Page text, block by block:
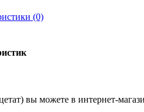
(0)
вы можете в интернет-